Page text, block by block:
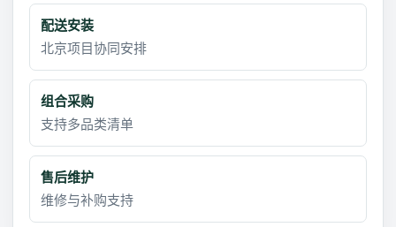
配送安装
北京项目协同安排
组合采购
支持多品类清单
售后维护
维修与补购支持